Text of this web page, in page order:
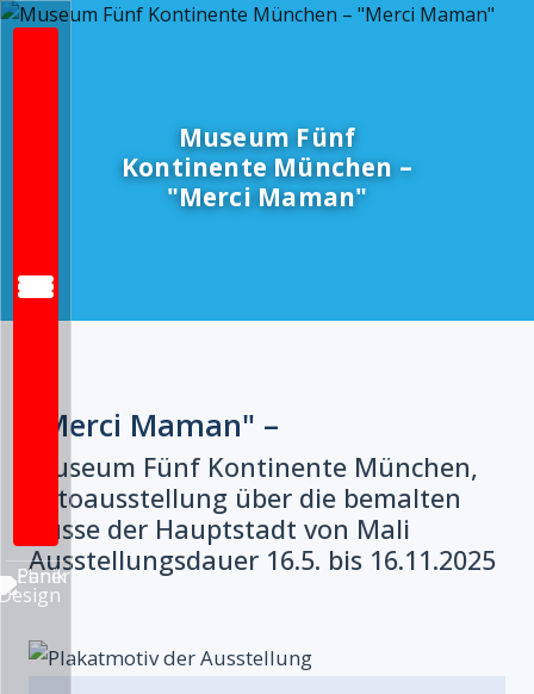
Museum Fünf
Kontinente München –
"Merci Maman"
"Merci Maman" –
Museum Fünf Kontinente München,
Fotoausstellung über die bemalten
Busse der Hauptstadt von Mali
Ausstellungsdauer 16.5. bis 16.11.2025
Startseite